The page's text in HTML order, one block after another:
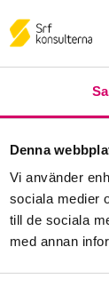
Denna
Vi använder
sociala medier
till de sociala
med annan